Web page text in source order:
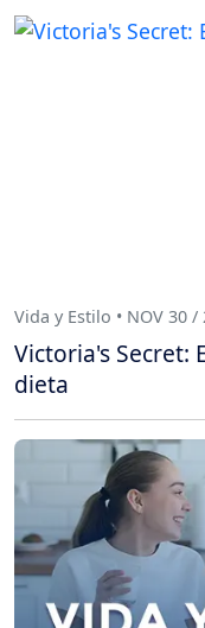
Vida y Estilo • NOV 30 /
Victoria's Secret:
dieta